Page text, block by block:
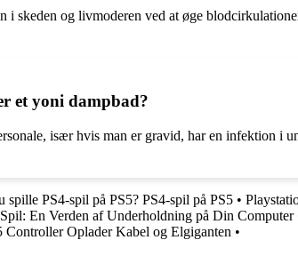
skeden og livmoderen ved at øge
et yoni dampbad?
især hvis man er gravid, har en infektion i
spille PS4-spil på PS5? PS4-spil på PS5 •
Spil: En Verden af Underholdning på Din Computer
Controller Oplader Kabel og Elgiganten •